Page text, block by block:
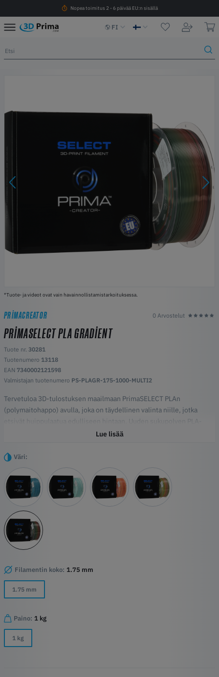
Nopea toimitus 2 - 6 päivää EU:n sisällä
FI
*Tuote- ja videot ovat vain havainnollistamistarkoituksessa.
PRIMACREATOR 0 Arvostelut
PRIMASELECT PLA GRADIENT
Tuote nr. 30281
Tuotenumero 13118
EAN 7340002121598
Valmistajan tuotenumero PS-PLAGR-175-1000-MULTI2
Tervetuloa 3D-tulostuksen maailmaan PrimaSELECT PLAn
(polymaitohappo) avulla, joka on täydellinen valinta niille, jotka
etsivät huippulaatua edulliseen hintaan. Uuden sukupolven PLA-
filamenttimme ei ainoastaan tarjoa fantastisen eloisia värejä, vaan
selvä valinta kaikkiin luoviin projekteihisi.
Kohokohdat
Erittäin mukava vaikutus väri siirtymät
Helppo tulostaa
Suhteellisen vahva
Yhteensopiva kaikkien tulostimien kanssa
Ei myrkyllisiä höyryjä
Saatavana monissa eri elinvoimaisissa väreissä ja erilaisina
efekteinä.
Lue lisää
Väri:
Filamentin koko: 1.75 mm
1.75 mm
Paino: 1 kg
1 kg